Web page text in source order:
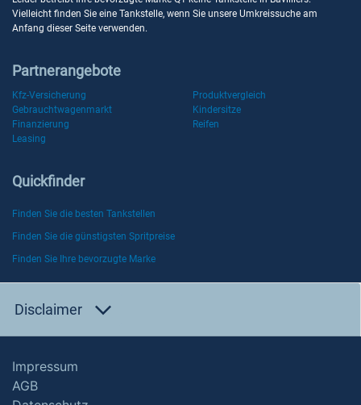
Vielleicht finden Sie eine Tankstelle, wenn Sie unsere Umkreissuche am
Anfang dieser Seite verwenden.
Partnerangebote
Kfz-Versicherung
Produktvergleich
Gebrauchtwagenmarkt
Kindersitze
Finanzierung
Reifen
Leasing
Quickfinder
Finden Sie die besten Tankstellen
Finden Sie die günstigsten Spritpreise
Finden Sie Ihre bevorzugte Marke
Disclaimer
Impressum
AGB